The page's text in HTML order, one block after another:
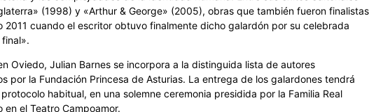
(1998) y «Arthur & George» (2005), obras que también fueron finalistas
2011 cuando el escritor obtuvo finalmente dicho galardón por su celebrada
Oviedo, Julian Barnes se incorpora a la distinguida lista de autores
por la Fundación Princesa de Asturias. La entrega de los galardones tendrá
habitual, en una solemne ceremonia presidida por la Familia Real
el Teatro Campoamor.